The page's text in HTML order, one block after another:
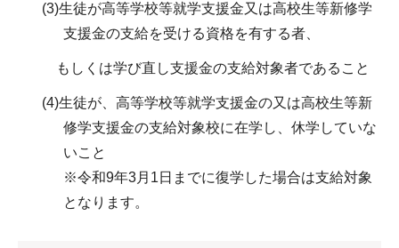
(3)生徒が高等学校等就学支援金又は高校生等新修学
支援金の支給を受ける資格を有する者、
もしくは学び直し支援金の支給対象者であること
(4)生徒が、高等学校等就学支援金の又は高校生等新
修学支援金の支給対象校に在学し、休学していな
いこと
※令和9年3月1日までに復学した場合は支給対象
となります。